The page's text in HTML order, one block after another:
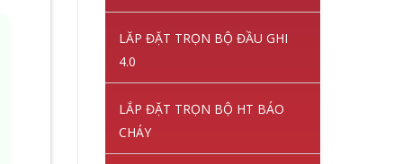
LĂP ĐẶT TRỌN BỘ ĐẦU GHI
4.0
LẮP ĐẶT TRỌN BỘ HT BÁO
CHÁY